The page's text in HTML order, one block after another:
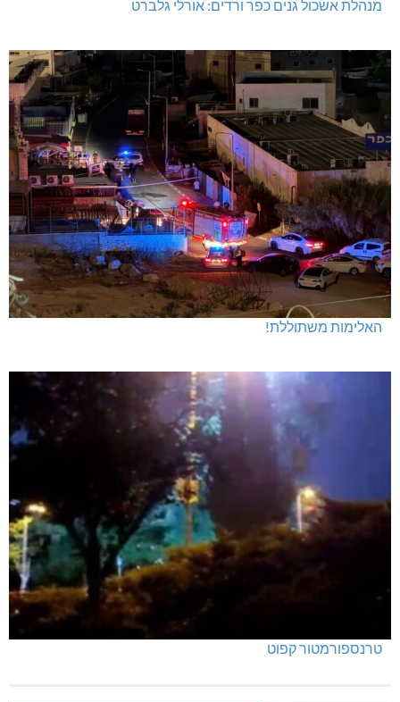
מנהלת אשכול גנים כפר ורדים: אורלי גלברט
האלימות משתוללת!
טרנספורמטור קפוט